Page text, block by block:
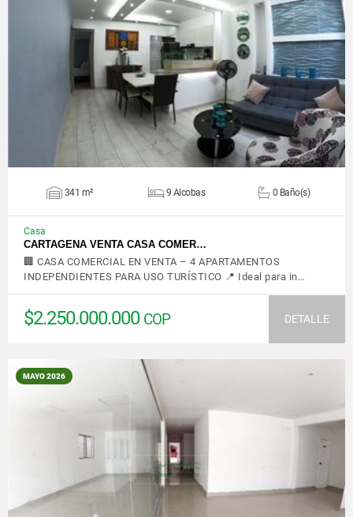
VER DETALLES
341 m² 9 Alcobas 0 Baño(s)
Casa
CARTAGENA VENTA CASA COMER…
🏢 CASA COMERCIAL EN VENTA – 4 APARTAMENTOS
INDEPENDIENTES PARA USO TURÍSTICO 📍 Ideal para in…
$2.250.000.000 COP DETALLE
MAYO 2026
VER DETALLES